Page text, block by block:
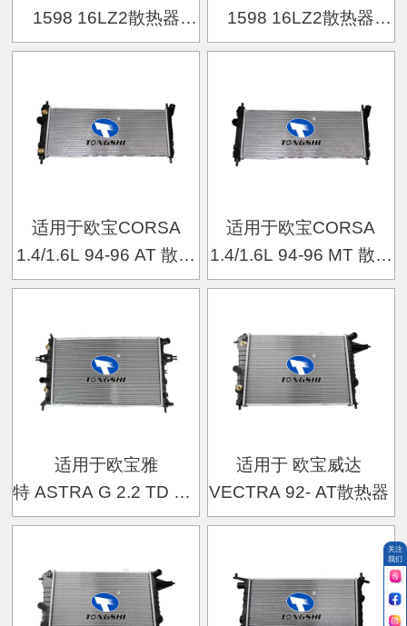
1598 16LZ2散热器
OEM
1598 16LZ2散热器
OEM : 1300185
适用于欧宝CORSA
1.4/1.6L 94-96 AT 散热
器
适用于欧宝CORSA
1.4/1.6L 94-96 MT 散热
器
适用于欧宝雅
特 ASTRA G 2.2 TD 2172 Y22DTR
00- AT散热器
适用于 欧宝威达
VECTRA 92- AT散热器
关注
我们